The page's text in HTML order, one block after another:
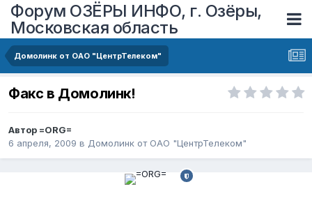
Форум ОЗЁРЫ ИНФО, г. Озёры,
Московская область
Домолинк от ОАО "ЦентрТелеком"
Факс в Домолинк!
Автор =ORG=
6 апреля, 2009 в Домолинк от ОАО "ЦентрТелеком"